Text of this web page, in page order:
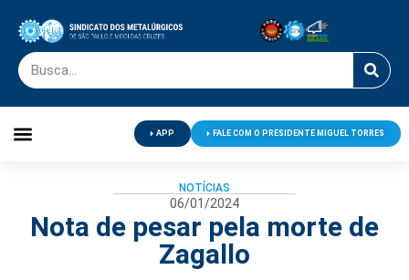
APP FALE COM O PRESIDENTE MIGUEL TORRES
NOTÍCIAS
06/01/2024
Nota de pesar pela morte de
Zagallo